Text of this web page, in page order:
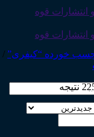
خورده “کیفری” /